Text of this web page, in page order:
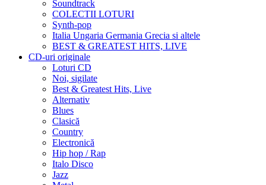
Soundtrack
COLECTII LOTURI
Synth-pop
Italia Ungaria Germania Grecia si altele
BEST & GREATEST HITS, LIVE
CD-uri originale
Loturi CD
Noi, sigilate
Best & Greatest Hits, Live
Alternativ
Blues
Clasică
Country
Electronică
Hip hop / Rap
Italo Disco
Jazz